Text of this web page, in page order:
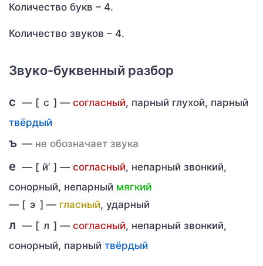
Количество букв – 4.
Количество звуков – 4.
Звуко-буквенный разбор
с — [ с ] — согласный, парный глухой, парный
твёрдый
ъ — не обозначает звука
е — [ й’ ] — согласный, непарный звонкий,
сонорный, непарный мягкий
— [ э ] — гласный, ударный
л — [ л ] — согласный, непарный звонкий,
сонорный, парный твёрдый